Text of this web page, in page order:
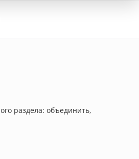
раздела: объединить,